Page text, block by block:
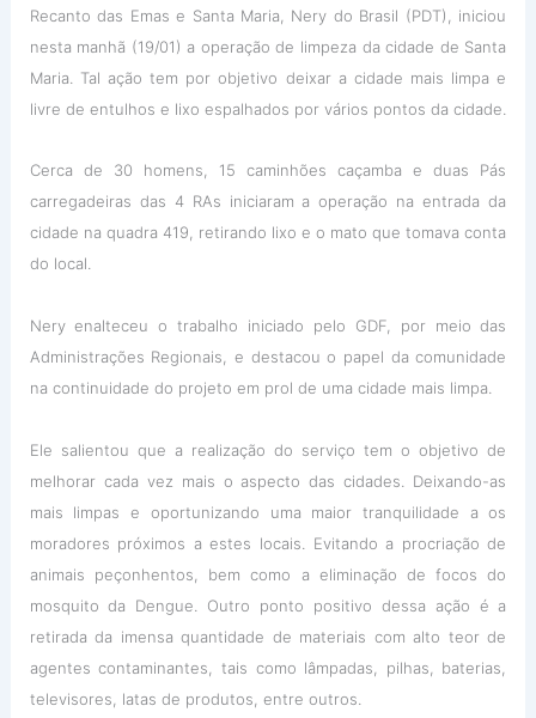
Recanto das Emas e Santa Maria, Nery do Brasil (PDT), iniciou
nesta manhã (19/01) a operação de limpeza da cidade de Santa
Maria. Tal ação tem por objetivo deixar a cidade mais limpa e
livre de entulhos e lixo espalhados por vários pontos da cidade.
Cerca de 30 homens, 15 caminhões caçamba e duas Pás
carregadeiras das 4 RAs iniciaram a operação na entrada da
cidade na quadra 419, retirando lixo e o mato que tomava conta
do local.
Nery enalteceu o trabalho iniciado pelo GDF, por meio das
Administrações Regionais, e destacou o papel da comunidade
na continuidade do projeto em prol de uma cidade mais limpa.
Ele salientou que a realização do serviço tem o objetivo de
melhorar cada vez mais o aspecto das cidades. Deixando-as
mais limpas e oportunizando uma maior tranquilidade a os
moradores próximos a estes locais. Evitando a procriação de
animais peçonhentos, bem como a eliminação de focos do
mosquito da Dengue. Outro ponto positivo dessa ação é a
retirada da imensa quantidade de materiais com alto teor de
agentes contaminantes, tais como lâmpadas, pilhas, baterias,
televisores, latas de produtos, entre outros.